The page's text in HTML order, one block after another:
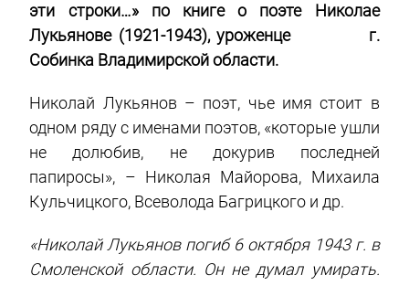
эти строки…» по книге о поэте Николае
Лукьянове (1921-1943), уроженце г.
Собинка Владимирской области.
Николай Лукьянов – поэт, чье имя стоит в
одном ряду с именами поэтов, «которые ушли
не долюбив, не докурив последней
папиросы», – Николая Майорова, Михаила
Кульчицкого, Всеволода Багрицкого и др.
«Николай Лукьянов погиб 6 октября 1943 г. в
Смоленской области. Он не думал умирать.